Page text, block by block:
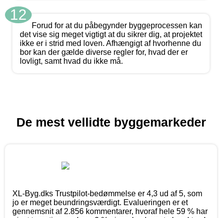
12
Forud for at du påbegynder byggeprocessen kan
det vise sig meget vigtigt at du sikrer dig, at projektet
ikke er i strid med loven. Afhængigt af hvorhenne du
bor kan der gælde diverse regler for, hvad der er
lovligt, samt hvad du ikke må.
De mest vellidte byggemarkeder
XL-Byg.dks Trustpilot-bedømmelse er 4,3 ud af 5, som
jo er meget beundringsværdigt. Evalueringen er et
gennemsnit af 2.856 kommentarer, hvoraf hele 59 % har